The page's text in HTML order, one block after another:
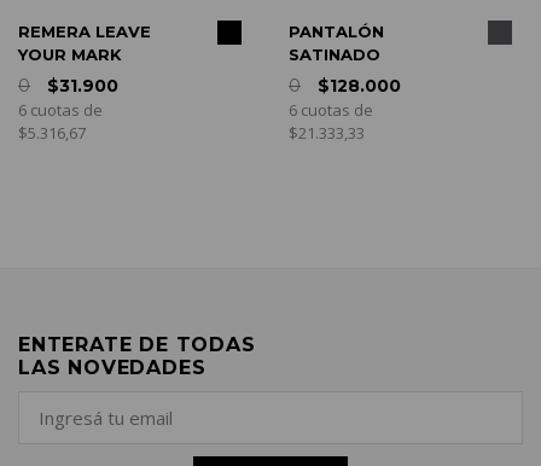
LEAVE
MARK
$31.900
cuotas de
PANTALÓN
SATINADO
$128.000
6 cuotas de
$21.333,33
ENTERATE DE TODAS
LAS NOVEDADES